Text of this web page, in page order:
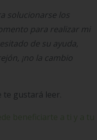
solucionarse los
para realizar mi
de su ayuda,
¡no la cambio
te gustará leer.